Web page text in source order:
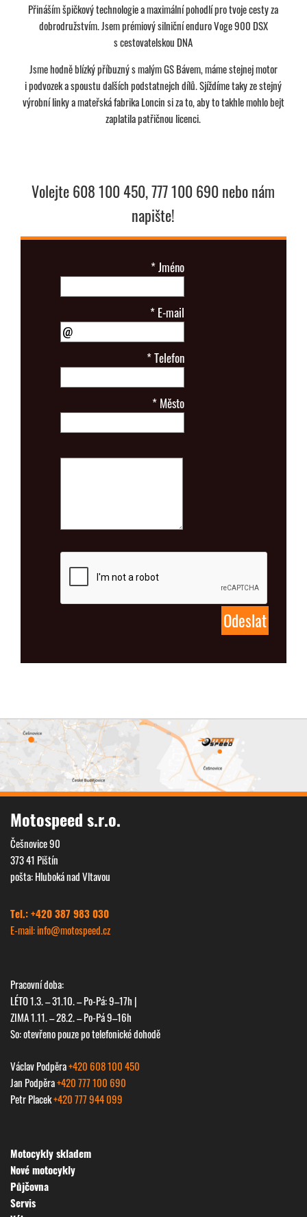
Volejte 608 100 450, 777 100 690 nebo nám
napište!
*Jméno
* E-mail
*Telefon
* Město
Přináším špičkový technologie a maximální pohodlí pro tvoje cesty za
dobrodružstvím. Jsem prémiový silniční enduro Voge 900 DSX
s cestovatelskou­ DNA
Jsme hodně blízký příbuzný s malým GS Bávem, máme stejnej motor
i podvozek a spoustu dalších podstatnejch dílů. Sjíždíme taky ze stejný
výrobní linky a mateřská fabrika Loncin si za to, aby to takhle mohlo bejt
zaplatila patřičnou licenci.
Motospeed s.r.o.
Češnovice 90
373 41 Pištín
pošta: Hluboká nad Vltavou
Tel.: +420 387 983 030
E-mail: info@motospeed.cz
Pracovní doba:
LÉTO 1.3. – 31.10. – Po-Pá: 9–17h |
ZIMA 1.11. – 28.2. – Po-Pá 9–16h
So: otevřeno pouze po telefonické dohodě
Václav Podpěra+420 608 100 450
Jan Podpěra+420 777 100 690
Petr Placek+420 777 944 099
Motocykly skladem
Nové motocykly
Půjčovna
Servis